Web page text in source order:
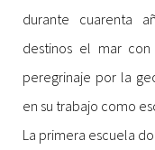
durante cuarenta
destinos el mar
peregrinaje por la
en su trabajo como
La primera escuela